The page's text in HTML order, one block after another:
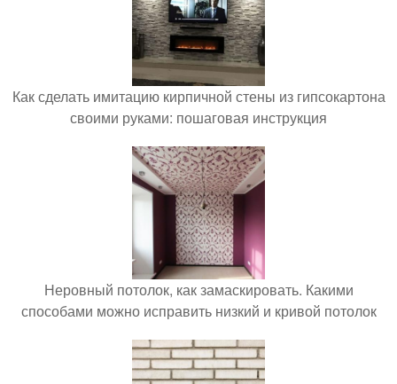
Как сделать имитацию кирпичной стены из гипсокартона
своими руками: пошаговая инструкция
Неровный потолок, как замаскировать. Какими
способами можно исправить низкий и кривой потолок